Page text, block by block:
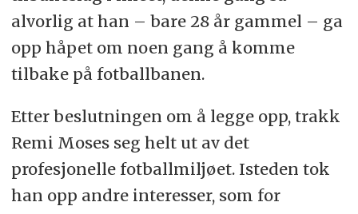
alvorlig at han – bare 28 år gammel – ga
opp håpet om noen gang å komme
tilbake på fotballbanen.
Etter beslutningen om å legge opp, trakk
Remi Moses seg helt ut av det
profesjonelle fotballmiljøet. Isteden tok
han opp andre interesser, som for